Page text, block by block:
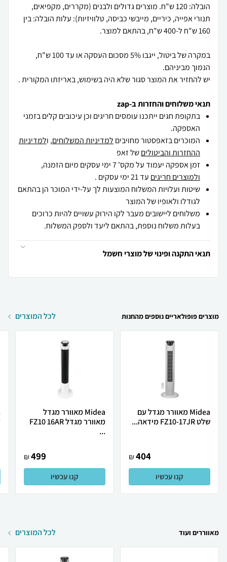
הובלה: 120 ש"ח. מוצרים גדולים ולבנים (מקררים, מקפיאים,
תנורי אפייה, כיריים, מייבשי כביסה, טלוויזיות): עלות הובלה: בין
במקרה של ביטול, ייגבו 5% מסכום העסקה או עד 100 ש"ח,
יש להחזיר את המוצר סגור שלא היה בשימוש, באריזתו המקורית .
תנאי משלוחים והחזרות ב-zap
בתקופת חגים ייתכנו עומסים חריגים וכן עיכובים קלים בזמני
האספקה.
המוכרים בזאפסטור מחויבים למדיניות המשלוחים, ולמדיניות
ההחזרות והביטוליםשל זאפ
זמן אספקה יעמוד על מקס' 7 ימי עסקים מיום הזמנה,
ולמוצרים חריגים עד 21 ימי עסקים .
שיטות ועלויות המשלוח המוצעות לך על-ידי המוכר הן בהתאם
לגודלו ולאופיו של המוצר
משלוחים ליישובים מעבר לקו הירוק עשויים להיות כרוכים
בעלות משלוח נוספת, בהתאם ליעד ולספק המשלוח.
תנאי התקנה ופינוי של מוצרי חשמל
מוצרים פופולאריים נוספים מהחנות לכל המוצרים
Midea מאוורר מגדל עם
שלט FZ10-17JR מידאה...
404
₪
קנו עכשיו
Midea מאוורר מגדל
מאוורר מגדל FZ10 16AR
...
499
₪
קנו עכשיו
מאווררים ועוד לכל המוצרים